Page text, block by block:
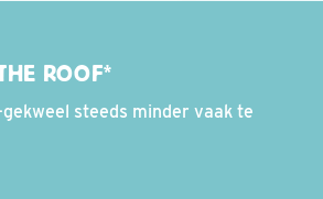
ROOF*
steeds minder vaak te